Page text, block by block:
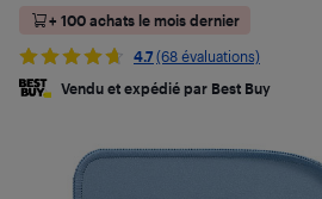
+ 100 achats le mois dernier
4.7 (68 évaluations)
Vendu et expédié par Best Buy